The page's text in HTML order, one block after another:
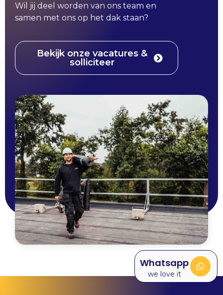
Wil jij deel worden van ons team en
samen met ons op het dak staan?
Bekijk onze vacatures &
solliciteer
Whatsapp
we love it